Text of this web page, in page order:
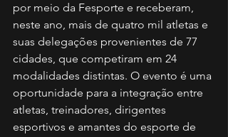
por meio da Fesporte e receberam,
neste ano, mais de quatro mil atletas e
suas delegações provenientes de 77
cidades, que competiram em 24
modalidades distintas. O evento é uma
oportunidade para a integração entre
atletas, treinadores, dirigentes
esportivos e amantes do esporte de